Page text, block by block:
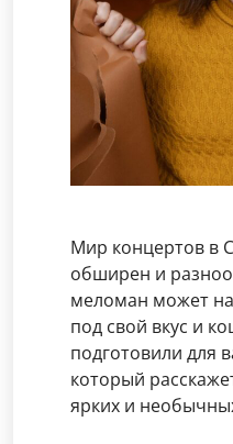
Мир концертов в
обширен и
меломан может
под свой вкус и
подготовили для
который
ярких и